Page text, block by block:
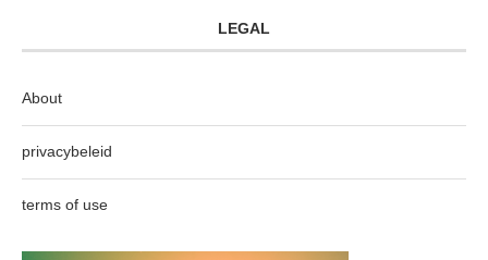
LEGAL
About
privacybeleid
terms of use